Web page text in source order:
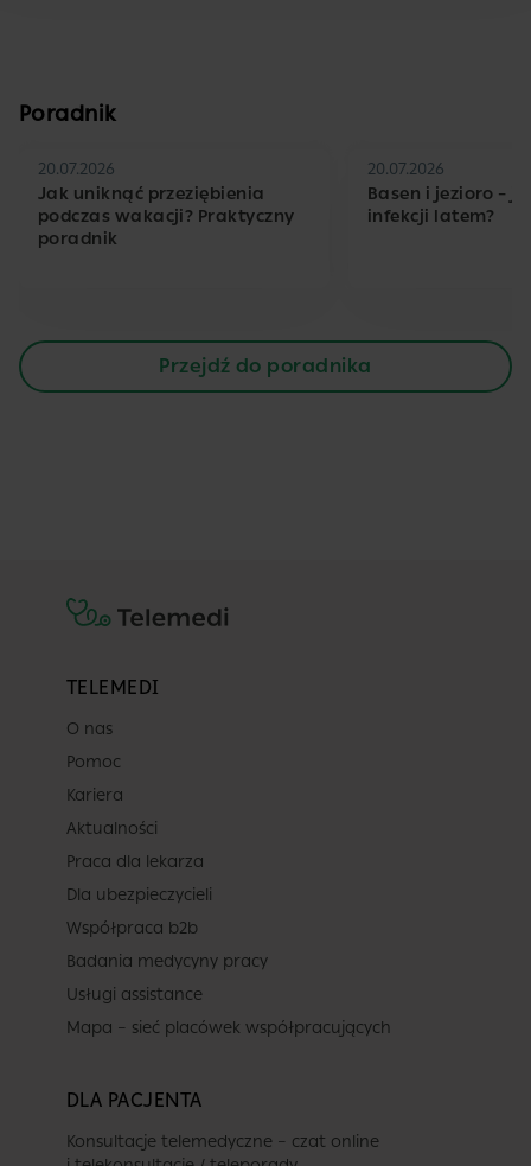
Poradnik
20.07.2026
Jak uniknąć przeziębienia
podczas wakacji? Praktyczny
poradnik
20.07.2026
Basen i jezioro –
infekcji latem?
Przejdź do poradnika
TELEMEDI
O nas
Pomoc
Kariera
Aktualności
Praca dla lekarza
Dla ubezpieczycieli
Współpraca b2b
Badania medycyny pracy
Usługi assistance
Mapa – sieć placówek współpracujących
DLA PACJENTA
Konsultacje telemedyczne – czat online